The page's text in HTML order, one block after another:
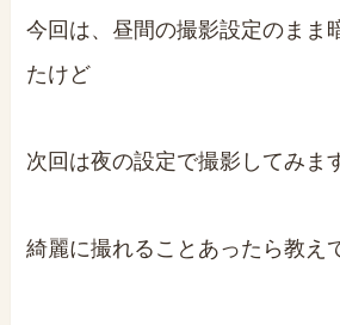
今回は、昼間の撮影設定のまま
たけど
次回は夜の設定で撮影してみま
綺麗に撮れることあったら教え